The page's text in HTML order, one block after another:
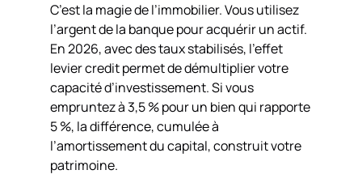
C’est la magie de l’immobilier. Vous utilisez
l’argent de la banque pour acquérir un actif.
En 2026, avec des taux stabilisés, l’effet
levier credit permet de démultiplier votre
capacité d’investissement. Si vous
empruntez à 3,5 % pour un bien qui rapporte
5 %, la différence, cumulée à
l’amortissement du capital, construit votre
patrimoine.